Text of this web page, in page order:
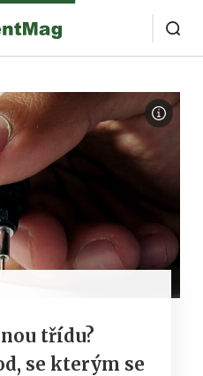
třídu?
se kterým se